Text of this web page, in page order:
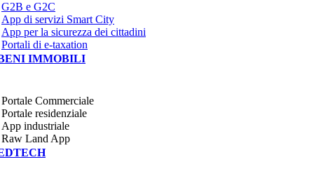
G2B e G2C
App di servizi Smart City
App per la sicurezza dei cittadini
Portali di e-taxation
IMMOBILI
Portale Commerciale
Portale residenziale
App industriale
Raw Land App